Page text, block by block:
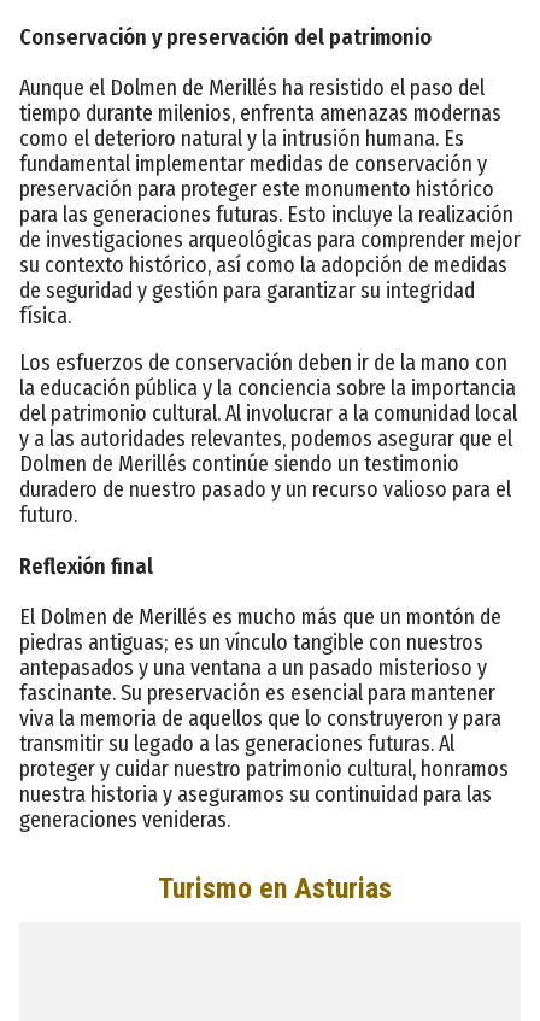
Conservación y preservación del patrimonio
Aunque el Dolmen de Merillés ha resistido el paso del
tiempo durante milenios, enfrenta amenazas modernas
como el deterioro natural y la intrusión humana. Es
fundamental implementar medidas de conservación y
preservación para proteger este monumento histórico
para las generaciones futuras. Esto incluye la realización
de investigaciones arqueológicas para comprender mejor
su contexto histórico, así como la adopción de medidas
de seguridad y gestión para garantizar su integridad
física.
Los esfuerzos de conservación deben ir de la mano con
la educación pública y la conciencia sobre la importancia
del patrimonio cultural. Al involucrar a la comunidad local
y a las autoridades relevantes, podemos asegurar que el
Dolmen de Merillés continúe siendo un testimonio
duradero de nuestro pasado y un recurso valioso para el
futuro.
Reflexión final
El Dolmen de Merillés es mucho más que un montón de
piedras antiguas; es un vínculo tangible con nuestros
antepasados y una ventana a un pasado misterioso y
fascinante. Su preservación es esencial para mantener
viva la memoria de aquellos que lo construyeron y para
transmitir su legado a las generaciones futuras. Al
proteger y cuidar nuestro patrimonio cultural, honramos
nuestra historia y aseguramos su continuidad para las
generaciones venideras.